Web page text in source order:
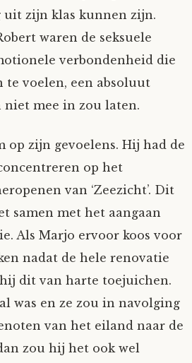
uit zijn klas kunnen zijn.
waren de seksuele
verbondenheid die
te voelen, een absoluut
niet mee in zou laten.
op zijn gevoelens. Hij had de
op het
van ‘Zeezicht’. Dit
samen met het aangaan
Als Marjo ervoor koos voor
nadat de hele renovatie
dit van harte toejuichen.
was en ze zou in navolging
van het eiland naar de
zou hij het ook wel